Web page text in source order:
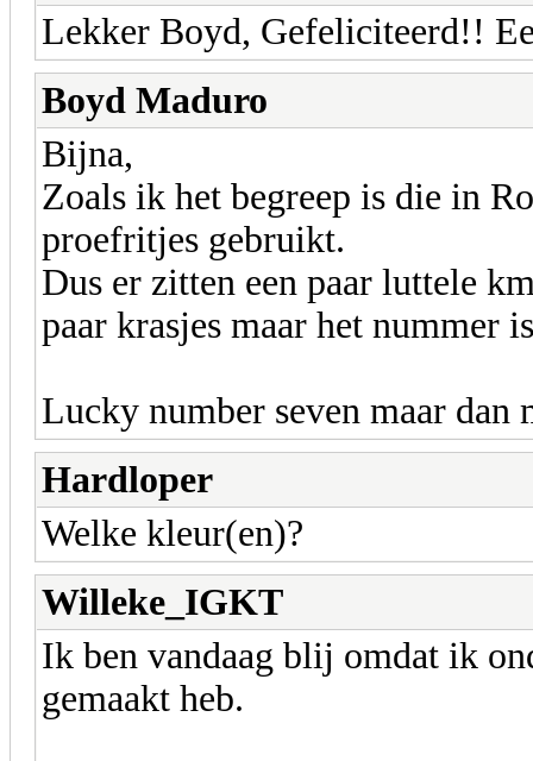
Lekker Boyd, Gefeliciteerd!!
Boyd Maduro
Bijna,
Zoals ik het begreep is die in
proefritjes gebruikt.
Dus er zitten een paar luttele
paar krasjes maar het nummer
Lucky number seven maar dan
Hardloper
Welke kleur(en)?
Willeke_IGKT
Ik ben vandaag blij omdat ik
gemaakt heb.